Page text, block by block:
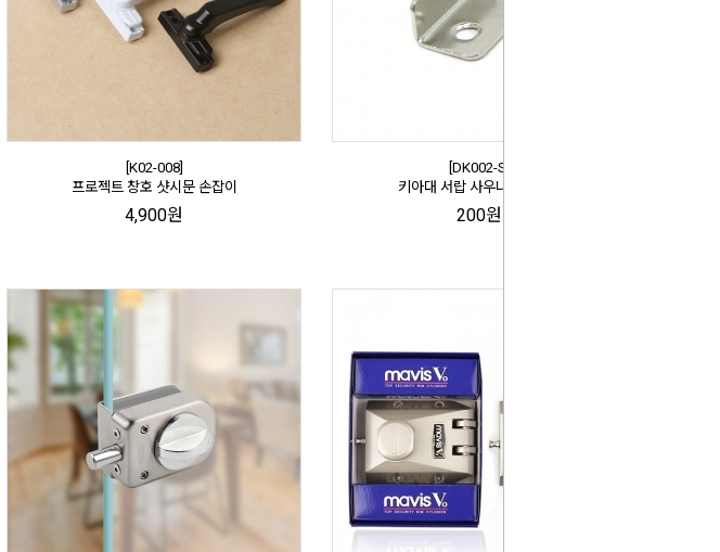
[K02-008]
프로젝트 창호 샷시문 손잡이
4,900원
[DK002-S]
키아대 서랍 사우나키용 (소)
200원